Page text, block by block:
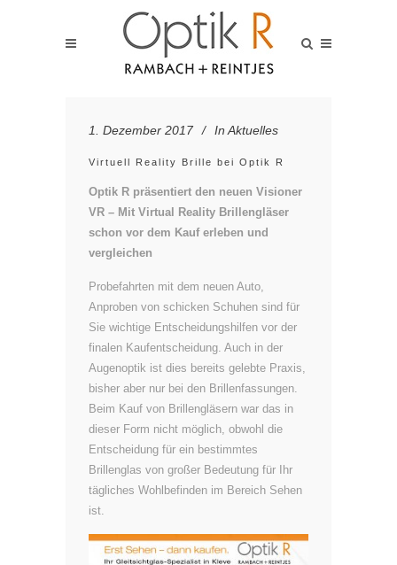
1. Dezember 2017 In Aktuelles
Virtuell Reality Brille bei Optik R
Optik R präsentiert den neuen Visioner
VR – Mit Virtual Reality Brillengläser
schon vor dem Kauf erleben und
vergleichen
Probefahrten mit dem neuen Auto,
Anproben von schicken Schuhen sind für
Sie wichtige Entscheidungshilfen vor der
finalen Kaufentscheidung. Auch in der
Augenoptik ist dies bereits gelebte Praxis,
bisher aber nur bei den Brillenfassungen.
Beim Kauf von Brillengläsern war das in
dieser Form nicht möglich, obwohl die
Entscheidung für ein bestimmtes
Brillenglas von großer Bedeutung für Ihr
tägliches Wohlbefinden im Bereich Sehen
ist.